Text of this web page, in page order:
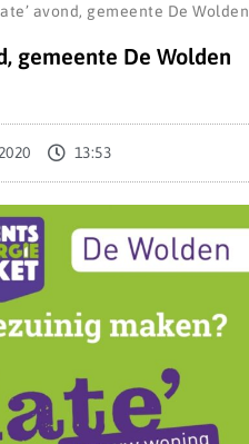
avond, gemeente De Wolden
gemeente De Wolden
13:53